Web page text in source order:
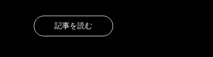
記事を読む